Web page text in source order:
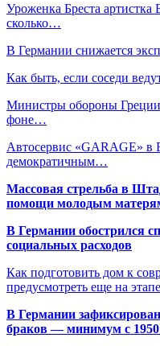
Уроженка Бреста артистка
сколько…
В Германии снижается
Как быть, если соседи
Министры обороны
фоне…
Автосервис «GARAGE» в
демократичным…
Массовая стрельба в
помощи молодым
В Германии обострился
социальных расходов
Как подготовить дом к
предусмотреть еще на
В Германии
браков — минимум с 1950